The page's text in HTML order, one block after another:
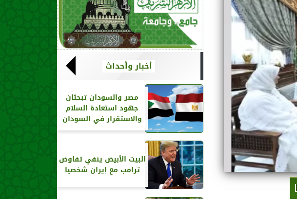
أخبار وأحداث
مصر والسودان تبحثان
جهود استعادة السلام
والاستقرار في السودان
البيت الأبيض ينفي تفاوض
ترامب مع إيران شخصيا